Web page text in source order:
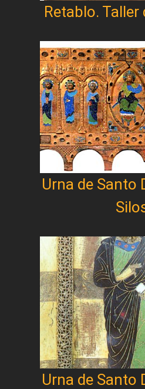
Retablo. Taller
Urna de Santo
Urna de Santo